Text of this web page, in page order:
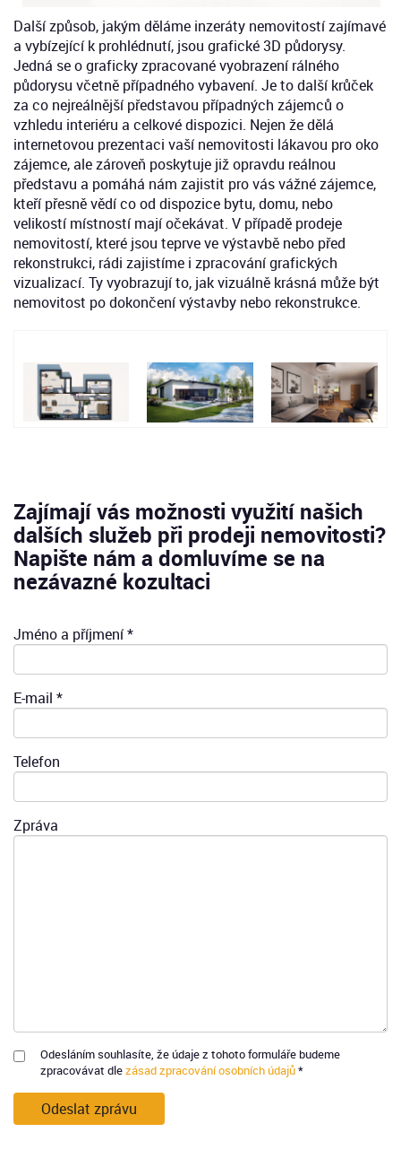
Další způsob, jakým děláme inzeráty nemovitostí zajímavé
a vybízející k prohlédnutí, jsou grafické 3D půdorysy.
Jedná se o graficky zpracované vyobrazení rálného
půdorysu včetně případného vybavení. Je to další krůček
za co nejreálnější představou případných zájemců o
vzhledu interiéru a celkové dispozici. Nejen že dělá
internetovou prezentaci vaší nemovitosti lákavou pro oko
zájemce, ale zároveň poskytuje již opravdu reálnou
představu a pomáhá nám zajistit pro vás vážné zájemce,
kteří přesně vědí co od dispozice bytu, domu, nebo
velikostí místností mají očekávat. V případě prodeje
nemovitostí, které jsou teprve ve výstavbě nebo před
rekonstrukci, rádi zajistíme i zpracování grafických
vizualizací. Ty vyobrazují to, jak vizuálně krásná může být
nemovitost po dokončení výstavby nebo rekonstrukce.
Zajímají vás možnosti využití našich
dalších služeb při prodeji nemovitosti?
Napište nám a domluvíme se na
nezávazné kozultaci
Jméno a příjmení *
E-mail *
Telefon
Zpráva
Odesláním souhlasíte, že údaje z tohoto formuláře budeme
zpracovávat dlezásad zpracování osobních údajů*
Odeslat zprávu